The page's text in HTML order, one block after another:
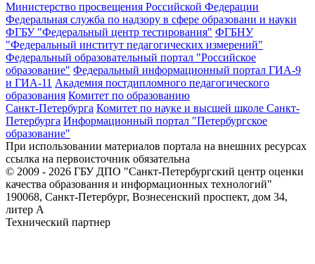
Министерство просвещения Российской Федерации
Федеральная служба по надзору в сфере образовани и науки
ФГБУ "Федеральный центр тестирования" ФГБНУ
"Федеральный институт педагогических измерений"
Федеральный образовательный портал "Российское
образование" Федеральный информационный портал ГИА-9
и ГИА-11 Академия постдипломного педагогического
образования Комитет по образованию
Санкт-Петербурга Комитет по науке и высшей школе Санкт-
Петербурга Информационный портал "Петербургское
образование"
При использовании материалов портала на внешних ресурсах
ссылка на первоисточник обязательна
© 2009 - 2026 ГБУ ДПО "Санкт-Петербургский центр оценки
качества образования и информационных технологий"
190068, Санкт-Петербург, Вознесенский проспект, дом 34,
литер А
Технический партнер